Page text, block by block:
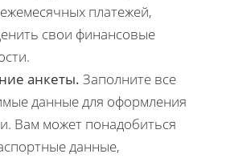
платежей,
свои финансовые
анкеты. Заполните все
данные для оформления
Вам может понадобиться
данные,